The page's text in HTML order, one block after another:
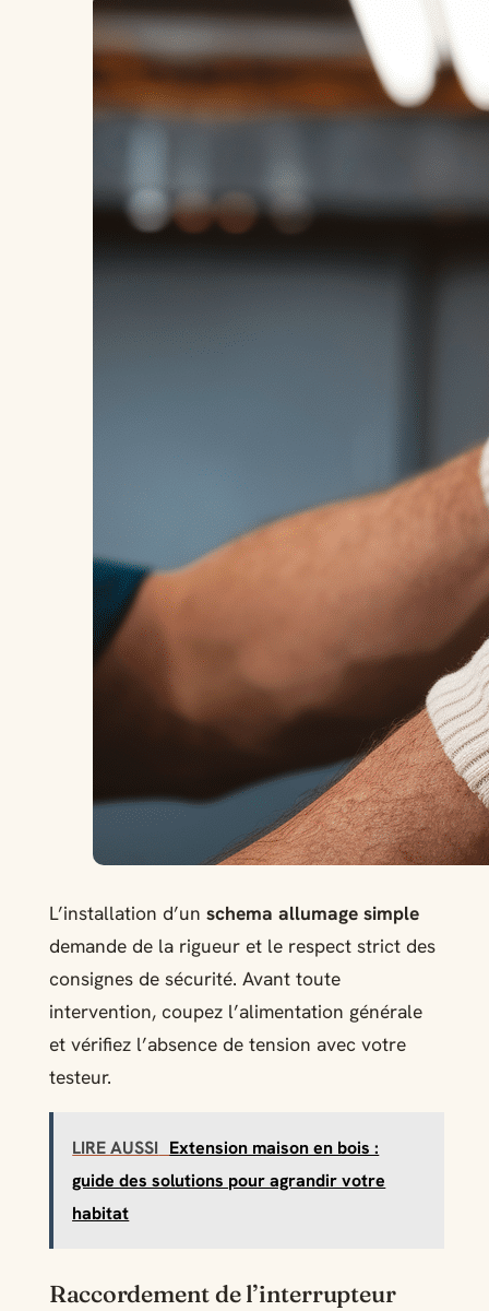
L’installation d’un schema allumage simple
demande de la rigueur et le respect strict des
consignes de sécurité. Avant toute
intervention, coupez l’alimentation générale
et vérifiez l’absence de tension avec votre
testeur.
LIRE AUSSI Extension maison en bois :
guide des solutions pour agrandir votre
habitat
Raccordement de l’interrupteur